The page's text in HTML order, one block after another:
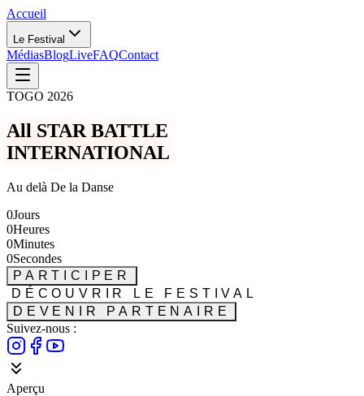
Accueil
Le Festival
MédiasBlogLiveFAQContact
TOGO 2026
All STAR BATTLE
INTERNATIONAL
Au delà De la Danse
0Jours
0Heures
0Minutes
0Secondes
PARTICIPER
DÉCOUVRIR LE FESTIVAL
DEVENIR PARTENAIRE
Suivez-nous :
Aperçu